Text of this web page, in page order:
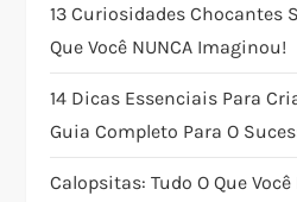
ã
o
d
13 Curiosidades Chocantes
Que Você NUNCA Imaginou!
14 Dicas Essenciais Para
Guia Completo Para O
Calopsitas: Tudo O Que